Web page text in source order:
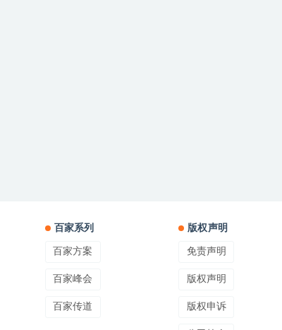
百家系列
百家方案
百家峰会
百家传道
版权声明
免责声明
版权声明
版权申诉